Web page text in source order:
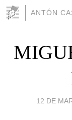
ANTÓN
12 DE